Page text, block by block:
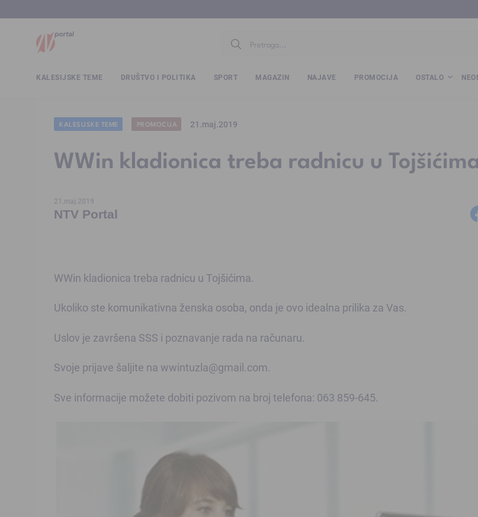
KALESIJSKE TEME DRUŠTVO I POLITIKA SPORT MAGAZIN NAJAVE PROMOCIJA OSTALO
KALESIJSKE TEME PROMOCIJA 21.maj.2019
WWin kladionica treba radnicu u
21.maj.2019
NTV Portal
WWin kladionica treba radnicu u Tojšićima.
Ukoliko ste komunikativna ženska osoba, onda je ovo idealna prilika za Vas.
Uslov je završena SSS i poznavanje rada na računaru.
Svoje prijave šaljite na wwintuzla@gmail.com.
Sve informacije možete dobiti pozivom na broj telefona: 063 859-645.